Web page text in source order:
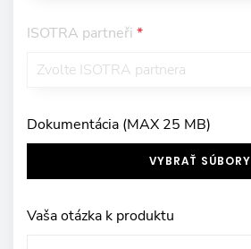
ISOTRA partneři *
Dokumentácia (MAX 25 MB)
VYBRAŤ SÚBORY
Vaša otázka k produktu